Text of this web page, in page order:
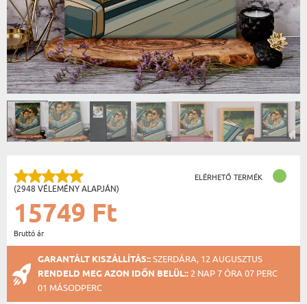
(2948 VÉLEMÉNY ALAPJÁN)
ELÉRHETŐ TERMÉK
15749 Ft
Bruttó ár
GARANTÁLT KISZÁLLÍTÁS::SZERDÁRA, 12 AUGUSZTUS
RENDELD MEG AZON IDŐN BELÜL:: 2 NAP 7 ÓRA 07 PERC
00 MÁSODPERC